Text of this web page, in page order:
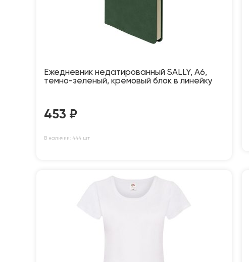
Ежедневник недатированный SALLY, A6,
темно-зеленый, кремовый блок в линейку
453 ₽
В наличии: 444 шт